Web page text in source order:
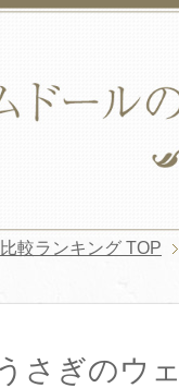
較ランキング TOP
さぎのウ